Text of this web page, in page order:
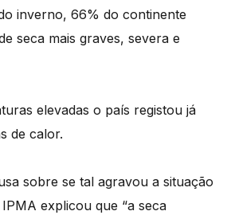
inverno, 66% do continente
seca mais graves, severa e
elevadas o país registou já
de calor.
sobre se tal agravou a situação
explicou que “a seca